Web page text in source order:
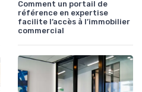
Comment un portail de
référence en expertise
facilite l’accès à l’immobilier
commercial